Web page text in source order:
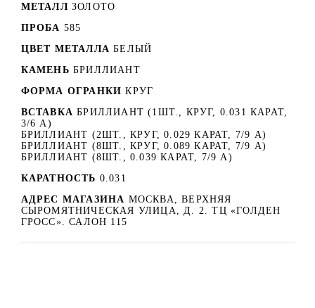
МЕТАЛЛ ЗОЛОТО
ПРОБА 585
ЦВЕТ МЕТАЛЛА БЕЛЫЙ
КАМЕНЬ БРИЛЛИАНТ
ФОРМА ОГРАНКИ КРУГ
ВСТАВКА БРИЛЛИАНТ (1ШТ., КРУГ, 0.031 КАРАТ,
3/6 А)
БРИЛЛИАНТ (2ШТ., КРУГ, 0.029 КАРАТ, 7/9 А)
БРИЛЛИАНТ (8ШТ., КРУГ, 0.089 КАРАТ, 7/9 А)
БРИЛЛИАНТ (8ШТ., 0.039 КАРАТ, 7/9 А)
КАРАТНОСТЬ 0.031
АДРЕС МАГАЗИНА МОСКВА, ВЕРХНЯЯ
СЫРОМЯТНИЧЕСКАЯ УЛИЦА, Д. 2. ТЦ «ГОЛДЕН
ГРОСС». САЛОН 115